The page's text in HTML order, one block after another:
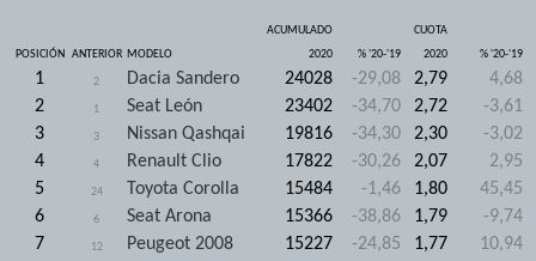
POSICIÓN ANTERIOR MODELO
ACUMULADO
2020
% '20-'19
CUOTA
2020
% '20-'19
1 2 Dacia Sandero 24028 -29,08 2,79
4,68
2
1 Seat León 23402 -34,70 2,72
-3,61
3
3 Nissan Qashqai 19816 -34,30 2,30
-3,02
4
4 Renault Clio 17822 -30,26 2,07
2,95
5
24 Toyota Corolla 15484 -1,46 1,80
45,45
6
6 Seat Arona 15366 -38,86 1,79
-9,74
7
12 Peugeot 2008 15227 -24,85 1,77
10,94